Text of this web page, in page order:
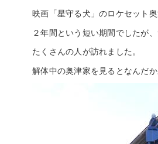
映画「星守る犬」のロケセット
２年間という短い期間でしたが
たくさんの人が訪れました。
解体中の奥津家を見るとなんだか